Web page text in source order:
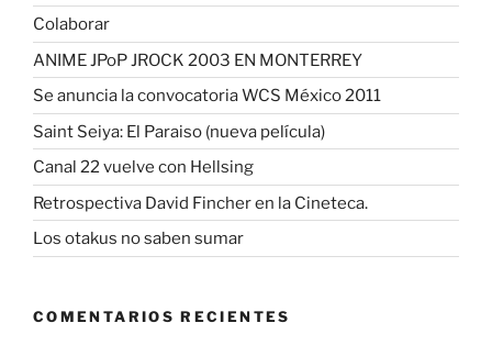
Colaborar
ANIME JPoP JROCK 2003 EN MONTERREY
Se anuncia la convocatoria WCS México 2011
Saint Seiya: El Paraiso (nueva película)
Canal 22 vuelve con Hellsing
Retrospectiva David Fincher en la Cineteca.
Los otakus no saben sumar
COMENTARIOS RECIENTES